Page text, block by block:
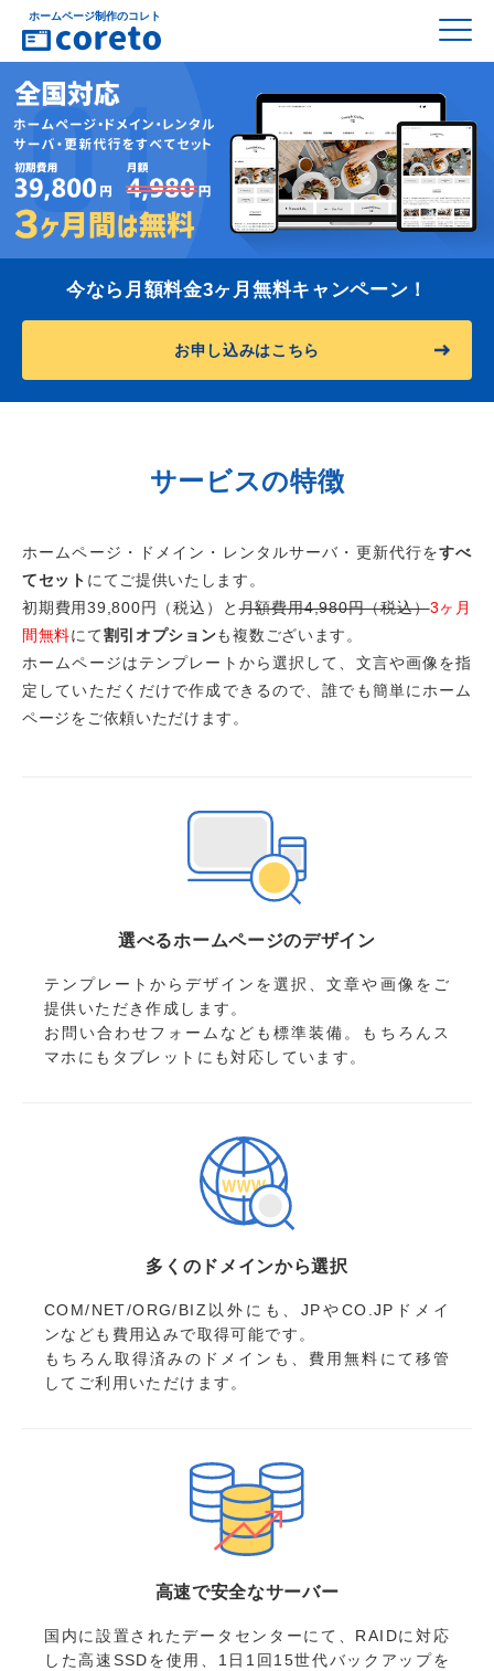
ホームページ制作のコレト
今なら月額料金3ヶ月無料キャンペーン！
お申し込みはこちら
サービスの特徴
ホームページ・ドメイン・レンタルサーバ・更新代行をすべ
てセット にてご提供いたします。
初期費用39,800円（税込）と月額費用4,980円（税込）3ヶ月
間無料にて割引オプションも複数ございます。
ホームページはテンプレートから選択して、文言や画像を指
定していただくだけで作成できるので、誰でも簡単にホーム
ページをご依頼いただけます。
選べるホームページのデザイン
テンプレートからデザインを選択、文章や画像をご
提供いただき作成します。
お問い合わせフォームなども標準装備。もちろんス
マホにもタブレットにも対応しています。
多くのドメインから選択
COM/NET/ORG/BIZ以外にも、JPやCO.JPドメイ
ンなども費用込みで取得可能です。
もちろん取得済みのドメインも、費用無料にて移管
してご利用いただけます。
高速で安全なサーバー
国内に設置されたデータセンターにて、RAIDに対応
した高速SSDを使用、1日1回15世代バックアップを